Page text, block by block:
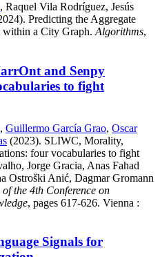
, Raquel Vila Rodríguez, Jesús
Predicting the Aggregate
a City Graph. Algorithms,
and Senpy
to fight
, Guillermo García Grao, Oscar
(2023). SLIWC, Morality,
four vocabularies to fight
Jorge Gracia, Anas Fahad
Ostroški Anić, Dagmar Gromann
of the 4th Conference on
, pages 617-626. Vienna :
Signals for